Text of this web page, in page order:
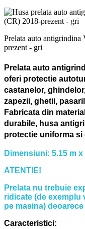
Prelata auto
prezent - gri
Prelata auto
oferi protectie
castanelor,
zapezii, ghetii,
Fabricata din
durabile, husa
protectie uniforma si
Dimensiuni: 5.15 m x
ATENTIE!
Prelata nu trebuie
ridicate (de exemplu
pe masina)
Caracteristici: